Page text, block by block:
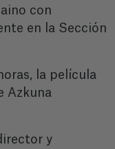
con
en la Sección
la película
Azkuna
y